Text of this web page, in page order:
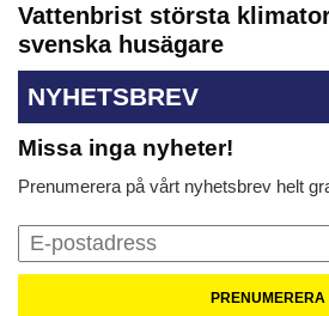
Vattenbrist största
svenska husägare
NYHETSBREV
Missa inga nyheter!
Prenumerera på vårt nyhetsbrev helt